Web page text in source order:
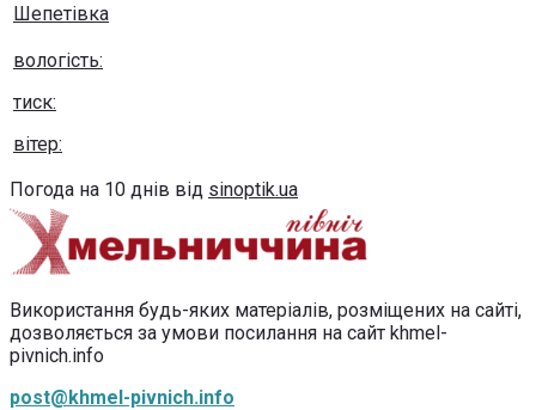
Шепетівка
вологість:
тиск:
вітер:
Погода на 10 днів від sinoptik.ua
Використання будь-яких матеріалів, розміщених на сайті,
дозволяється за умови посилання на сайт khmel-
pivnich.info
post@khmel-pivnich.info